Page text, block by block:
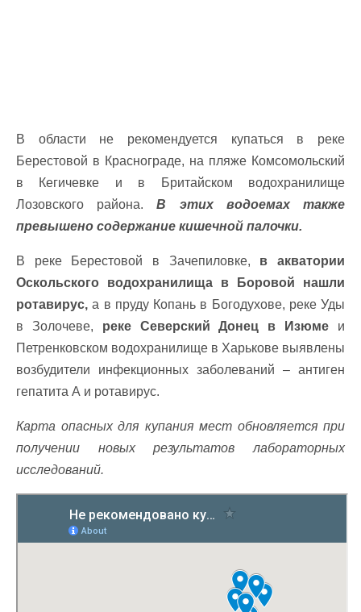
В области не рекомендуется купаться в реке
Берестовой в Краснограде, на пляже Комсомольский
в Кегичевке и в Бритайском водохранилище
Лозовского района.В этих водоемах также
превышено содержание кишечной палочки.
В реке Берестовой в Зачепиловке, в акватории
Оскольского водохранилища в Боровой нашли
ротавирус, а в пруду Копань в Богодухове, реке Уды
в Золочеве, реке Северский Донец в Изюме и
Петренковском водохранилище в Харькове выявлены
возбудители инфекционных заболеваний – антиген
гепатита А и ротавирус.
Карта опасных для купания мест обновляется при
получении новых результатов лабораторных
исследований.